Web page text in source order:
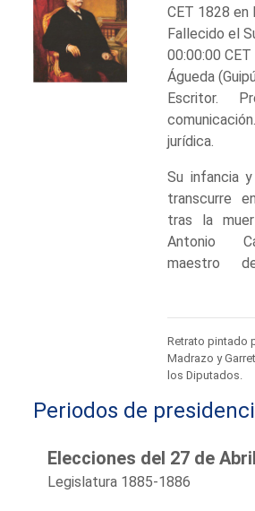
CET 1828 en
Fallecido el
00:00:00
Águeda
Escritor.
jurídica.
Su infancia
transcurre
tras la
Antonio
maestro
traslada a
Madrid-
estudios en
1851.
Retrato pintado
Madrazo y
los Diputados.
Periodos de
Elecciones del 27 de
Legislatura 1885-1886